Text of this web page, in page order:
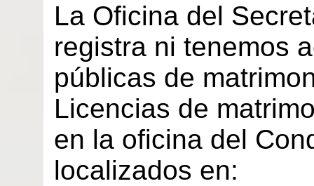
La Oficina del
registra ni tenemos
públicas de
Licencias de
en la oficina del
localizados en: